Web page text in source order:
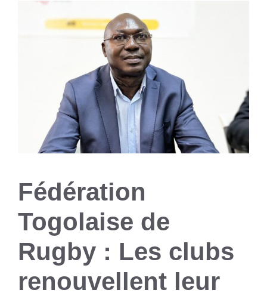
Fédération
Togolaise de
Rugby : Les clubs
renouvellent leur